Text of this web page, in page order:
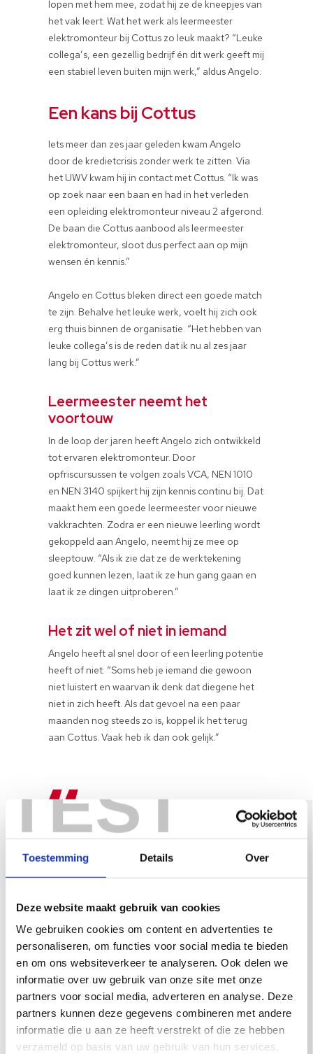
TEST
Toestemming Details Over
Deze website maakt gebruik van cookies
We gebruiken cookies om content en advertenties te
personaliseren, om functies voor social media te bieden
en om ons websiteverkeer te analyseren. Ook delen we
informatie over uw gebruik van onze site met onze
partners voor social media, adverteren en analyse. Deze
partners kunnen deze gegevens combineren met andere
informatie die u aan ze heeft verstrekt of die ze hebben
verzameld op basis van uw gebruik van hun services.
lopen met hem mee, zodat hij ze de kneepjes van
het vak leert. Wat het werk als leermeester
elektromonteur bij Cottus zo leuk maakt? “Leuke
collega’s, een gezellig bedrijf én dit werk geeft mij
een stabiel leven buiten mijn werk,” aldus Angelo.
Een kans bij Cottus
Iets meer dan zes jaar geleden kwam Angelo
door de kredietcrisis zonder werk te zitten. Via
het UWV kwam hij in contact met Cottus. “Ik was
op zoek naar een baan en had in het verleden
een opleiding elektromonteur niveau 2 afgerond.
De baan die Cottus aanbood als leermeester
elektromonteur, sloot dus perfect aan op mijn
wensen én kennis.”
Angelo en Cottus bleken direct een goede match
te zijn. Behalve het leuke werk, voelt hij zich ook
erg thuis binnen de organisatie. “Het hebben van
leuke collega’s is de reden dat ik nu al zes jaar
lang bij Cottus werk.”
Leermeester neemt het
voortouw
In de loop der jaren heeft Angelo zich ontwikkeld
tot ervaren elektromonteur. Door
opfriscursussen te volgen zoals VCA, NEN 1010
en NEN 3140 spijkert hij zijn kennis continu bij. Dat
maakt hem een goede leermeester voor nieuwe
vakkrachten. Zodra er een nieuwe leerling wordt
gekoppeld aan Angelo, neemt hij ze mee op
sleeptouw. “Als ik zie dat ze de werktekening
goed kunnen lezen, laat ik ze hun gang gaan en
laat ik ze dingen uitproberen.”
Het zit wel of niet in iemand
Angelo heeft al snel door of een leerling potentie
heeft of niet. “Soms heb je iemand die gewoon
niet luistert en waarvan ik denk dat diegene het
niet in zich heeft. Als dat gevoel na een paar
maanden nog steeds zo is, koppel ik het terug
aan Cottus. Vaak heb ik dan ook gelijk.”